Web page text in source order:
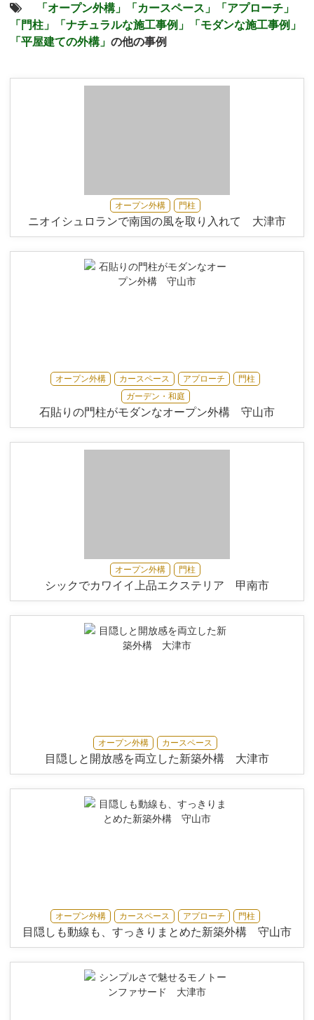
「オープン外構」 「カースペース」
「アプローチ」
「門柱」
「ナチュラルな施工事例」
「モダンな施工事例」
「平屋建ての外構」 の他の事例
オープン外構 門柱
ニオイシュロランで南国の風を取り入れて 大津市
オープン外構 カースペース アプローチ
門柱
ガーデン・和庭
石貼りの門柱がモダンなオープン外構 守山市
オープン外構 門柱
シックでカワイイ上品エクステリア 甲南市
オープン外構 カースペース
目隠しと開放感を両立した新築外構 大津市
オープン外構 カースペース アプローチ 門柱
目隠しも動線も、すっきりまとめた新築外構 守山市